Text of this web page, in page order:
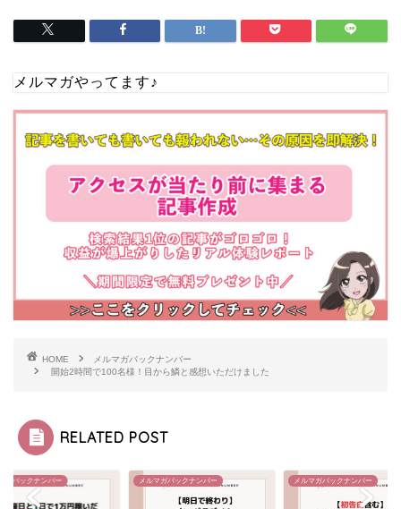
メルマガやってます♪
HOME
メルマガバックナンバー
開始2時間で100名様！目から鱗と感想いただけました
RELATED POST
ガバックナンバー メルマガバックナンバー メルマガバックナンバー